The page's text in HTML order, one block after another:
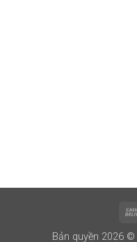
Bản quyền 2026 ©